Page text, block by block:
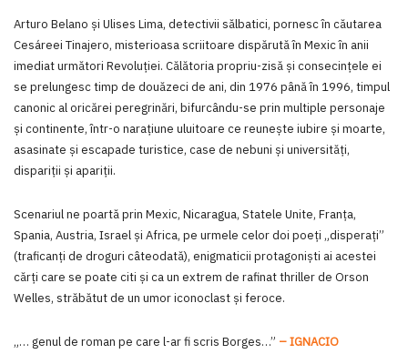
Arturo Belano şi Ulises Lima, detectivii sălbatici, pornesc în căutarea
Cesáreei Tinajero, misterioasa scriitoare dispărută în Mexic în anii
imediat următori Revoluţiei. Călătoria propriu-zisă şi consecinţele ei
se prelungesc timp de douăzeci de ani, din 1976 până în 1996, timpul
canonic al oricărei peregrinări, bifurcându-se prin multiple personaje
şi continente, într-o naraţiune uluitoare ce reuneşte iubire şi moarte,
asasinate şi escapade turistice, case de nebuni şi universităţi,
dispariţii şi apariţii.
Scenariul ne poartă prin Mexic, Nicaragua, Statele Unite, Franţa,
Spania, Austria, Israel şi Africa, pe urmele celor doi poeţi „disperaţi”
(traficanţi de droguri câteodată), enigmaticii protagonişti ai acestei
cărţi care se poate citi şi ca un extrem de rafinat thriller de Orson
Welles, străbătut de un umor iconoclast şi feroce.
„… genul de roman pe care l-ar fi scris Borges…” – IGNACIO